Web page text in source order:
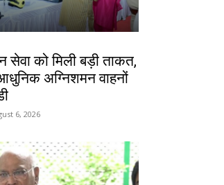
को मिली बड़ी ताकत,
अग्निशमन वाहनों
6, 2026